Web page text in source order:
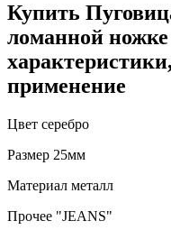
Купить
ломанной ножке
применение
Цвет серебро
Размер 25мм
Материал металл
Прочее "JEANS"